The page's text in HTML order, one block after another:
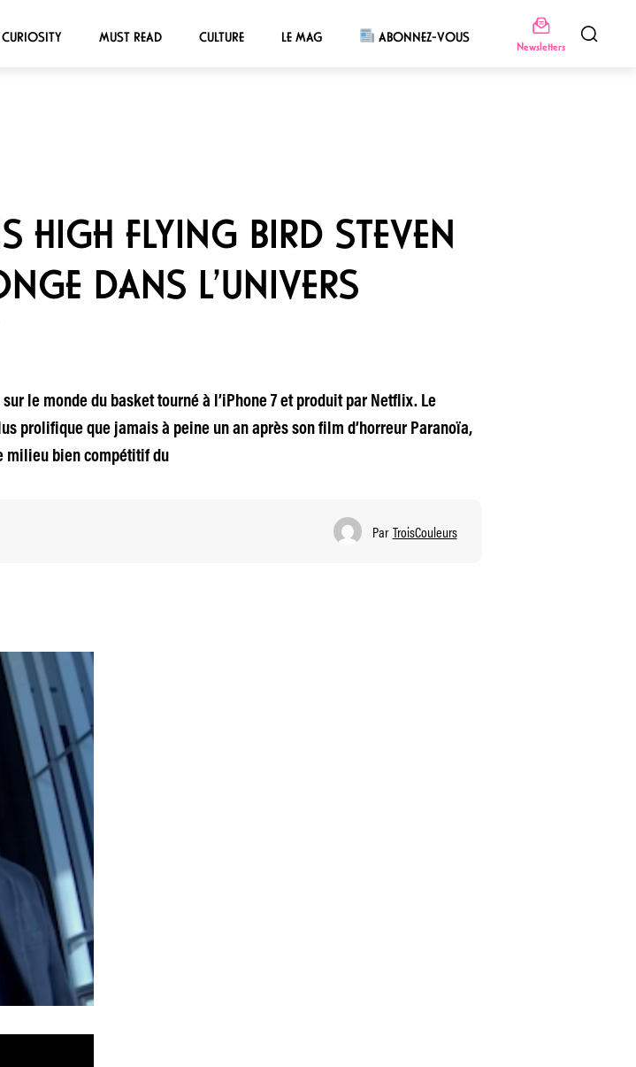
MUST READ CULTURE LE MAG ABONNEZ-VOUS
Newsletters
FLYING BIRD STEVEN
DANS L’UNIVERS
le monde du basket tourné à l’iPhone 7 et produit par Netflix. Le
prolifique que jamais à peine un an après son film d’horreur Paranoïa,
milieu bien compétitif du
Par TroisCouleurs